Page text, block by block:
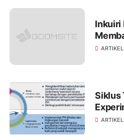
Inkuiri
ARTIKEL
Siklus
ARTIKEL